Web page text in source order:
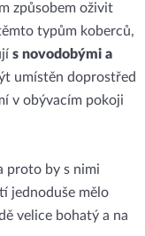
způsobem oživit
typům koberců,
s novodobými a
umístěn doprostřed
v obývacím pokoji
proto by s nimi
jednoduše mělo
velice bohatý a na